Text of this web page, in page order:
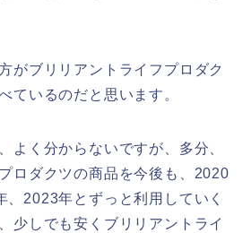
がブリリアントライフプロダク
ているのだと思います。
よく分からないですが、多分、
ロダクツの商品を今後も、2020
2023年とずっと利用していく
少しでも安くブリリアントライ